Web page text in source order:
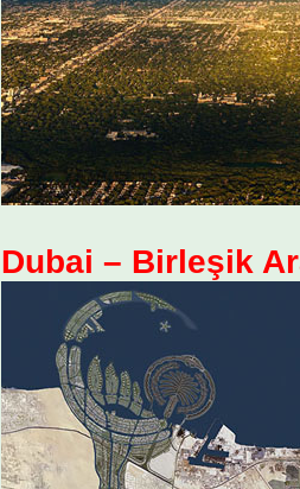
Dubai – Birleşik